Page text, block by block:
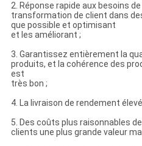
2. Réponse rapide aux besoins
transformation de client dans
que possible et optimisant
et les améliorant ;
3. Garantissez entièrement la
produits, et la cohérence des
est
très bon ;
4. La livraison de rendement
5. Des coûts plus raisonnables
clients une plus grande valeur